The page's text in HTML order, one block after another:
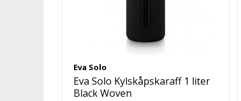
Eva Solo
Eva Solo Kylskåpskaraff 1 liter
Black Woven